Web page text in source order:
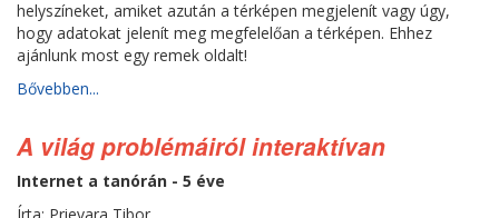
helyszíneket, amiket azután a térképen megjelenít vagy úgy,
hogy adatokat jelenít meg megfelelőan a térképen. Ehhez
ajánlunk most egy remek oldalt!
Bővebben...
A világ problémáiról interaktívan
Internet a tanórán - 5 éve